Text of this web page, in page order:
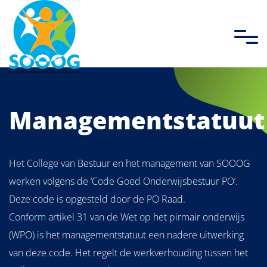
overslaan
Managementstatuut
Het College van Bestuur en het management van SOOOG
werken volgens de ‘Code Goed Onderwijsbestuur PO’.
Deze code is opgesteld door de PO Raad.
Conform artikel 31 van de Wet op het pirmair onderwijs
(WPO) is het managementstatuut een nadere uitwerking
van deze code. Het regelt de werkverhouding tussen het